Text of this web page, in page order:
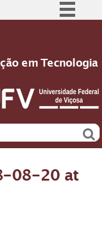
Participe
à informação
Legislação
Canais
em Tecnologia
08-20 at